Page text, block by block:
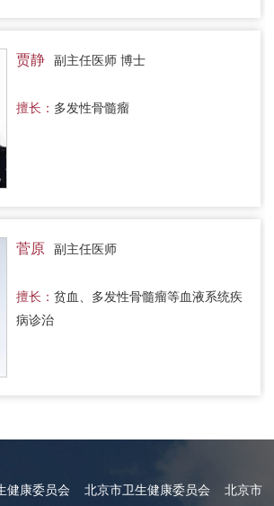
贾静 副主任医师 博士
擅长： 多发性骨髓瘤
菅原 副主任医师
擅长： 贫血、多发性骨髓瘤等血液系统疾
病诊治
健康委员会 北京市卫生健康委员会 北京市